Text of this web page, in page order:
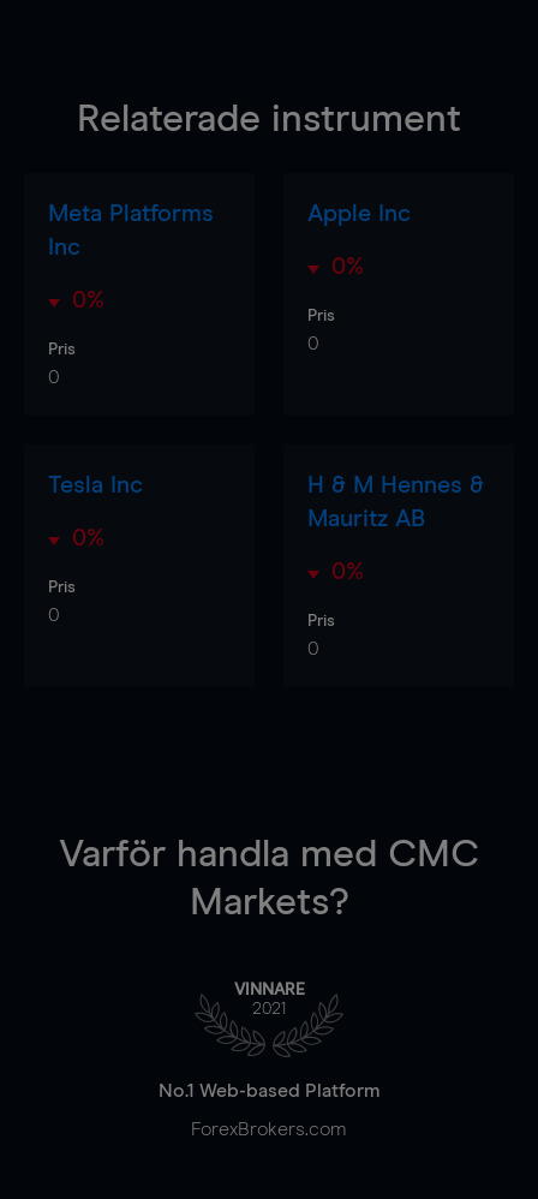
Relaterade instrument
Meta Platforms
Inc
0%
Pris
0
Apple Inc
0%
Pris
0
Tesla Inc
0%
Pris
0
H & M Hennes &
Mauritz AB
0%
Pris
0
Varför handla med CMC
Markets?
VINNARE
2021
No.1 Web-based Platform
ForexBrokers.com